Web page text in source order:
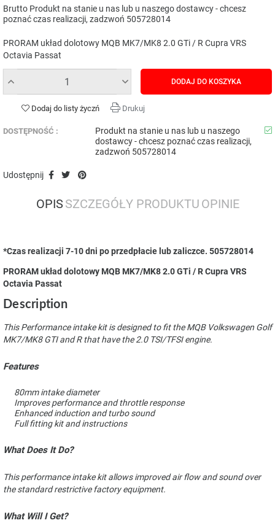
Brutto Produkt na stanie u nas lub u naszego dostawcy - chcesz
poznać czas realizacji, zadzwoń 505728014
PRORAM układ dolotowy MQB MK7/MK8 2.0 GTi / R Cupra VRS
Octavia Passat
DODAJ DO KOSZYKA
Dodaj do listy życzń Drukuj
DOSTĘPNOŚĆ :
Produkt na stanie u nas lub u naszego
dostawcy - chcesz poznać czas realizacji,
zadzwoń 505728014
Udostępnij
OPIS SZCZEGÓŁY PRODUKTU OPINIE
*Czas realizacji 7-10 dni po przedpłacie lub zaliczce. 505728014
PRORAM układ dolotowy MQB MK7/MK8 2.0 GTi / R Cupra VRS
Octavia Passat
Description
This Performance intake kit is designed to fit the MQB Volkswagen Golf
MK7/MK8 GTI and R that have the 2.0 TSI/TFSI engine.
Features
80mm intake diameter
Improves performance and throttle response
Enhanced induction and turbo sound
Full fitting kit and instructions
What Does It Do?
This performance intake kit allows improved air flow and sound over
the standard restrictive factory equipment.
What Will I Get?